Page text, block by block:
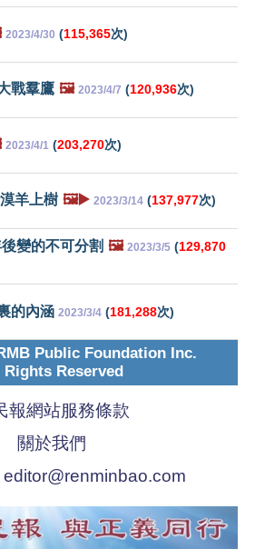
2023/4/30 (115,365次)
戰羣鷹 🖼️ 2023/4/7 (120,936次)
2023/4/1 (203,270次)
羊上樹 🖼️▶️ 2023/3/14 (137,977次)
變的不可分割 🖼️ 2023/3/5 (129,870
的內涵 2023/3/4 (181,288次)
Public Foundation Inc.
Reserved
報網站服務條款
關於我們
editor@renminbao.com